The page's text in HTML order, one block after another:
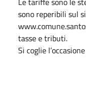
sono reperibili sul
tasse e tributi.
Si coglie